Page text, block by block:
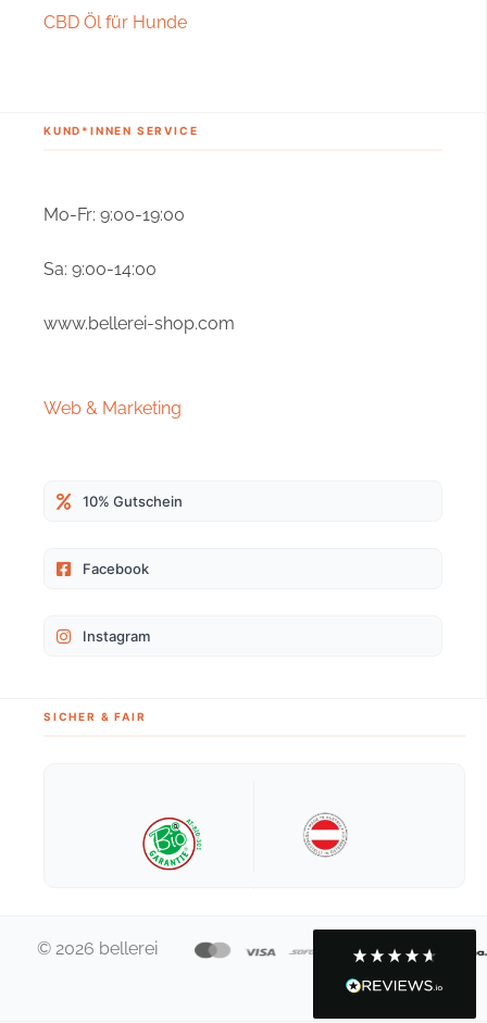
CBD Öl für Hunde
KUND*INNEN SERVICE
Mo-Fr: 9:00-19:00
Sa: 9:00-14:00
www.bellerei-shop.com
Web & Marketing
10% Gutschein
Facebook
Instagram
SICHER & FAIR
© 2026 bellerei
wûrde 5 Sterne verdienen. Warum ich nur 3
eine 22 kg schwere Pudelpointer Hündin die
wurde mir empfohlen das Geschirr jetzt zum
einzelnes problem da mein Hund halt diesen
Hilfreich? Ja
Facebook
Verifizierter Kunde
hochwertige Verarbeitung und Skadi trägt es